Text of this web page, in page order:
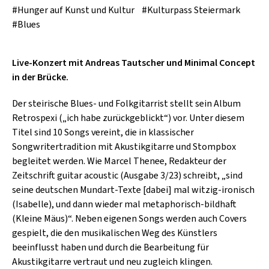
CAFÉ WOLF
KUNSTGARTEN
GOLD & PECH THEATER
HARD & HEAVY
VOLKSMUSIK
KULTURLAND STEIERMARK
#Hunger auf Kunst und Kultur #Kulturpass Steiermark
#Blues
Live-Konzert mit Andreas Tautscher und Minimal Concept
in der Brücke.
Der steirische Blues- und Folkgitarrist stellt sein Album
Retrospexi („ich habe zurückgeblickt“) vor. Unter diesem
Titel sind 10 Songs vereint, die in klassischer
Songwritertradition mit Akustikgitarre und Stompbox
begleitet werden. Wie Marcel Thenee, Redakteur der
Zeitschrift guitar acoustic (Ausgabe 3/23) schreibt, „sind
seine deutschen Mundart-Texte [dabei] mal witzig-ironisch
(Isabelle), und dann wieder mal metaphorisch-bildhaft
(Kleine Mäus)“. Neben eigenen Songs werden auch Covers
gespielt, die den musikalischen Weg des Künstlers
beeinflusst haben und durch die Bearbeitung für
Akustikgitarre vertraut und neu zugleich klingen.